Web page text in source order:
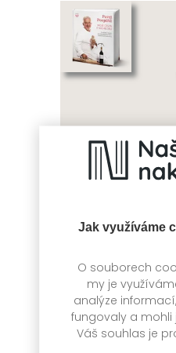
Jak využíváme
O souborech
my je
analýze
fungovaly a mohli
Váš souhlas je
Pavel Pospíšil